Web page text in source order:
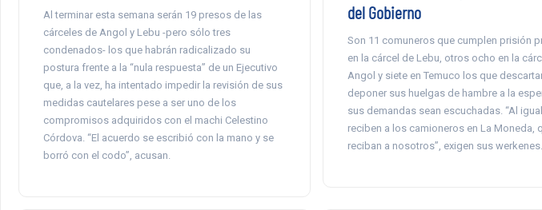
Al terminar esta semana serán 19 presos de las
cárceles de Angol y Lebu -pero sólo tres
condenados- los que habrán radicalizado su
postura frente a la “nula respuesta” de un Ejecutivo
que, a la vez, ha intentado impedir la revisión de sus
medidas cautelares pese a ser uno de los
compromisos adquiridos con el machi Celestino
Córdova. “El acuerdo se escribió con la mano y se
borró con el codo”, acusan.
del Gobierno
Son 11 comuneros que cumplen prisión
en la cárcel de Lebu, otros ocho en la
Angol y siete en Temuco los que
deponer sus huelgas de hambre a la
sus demandas sean escuchadas. “Al
reciben a los camioneros en La Moneda,
reciban a nosotros”, exigen sus werkenes.